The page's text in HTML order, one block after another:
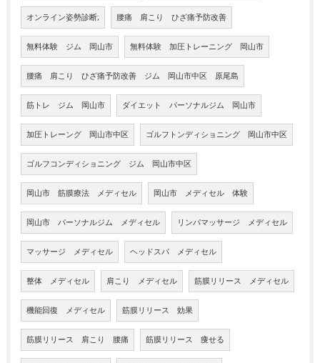
オンライン姿勢診断; 腰痛 肩こり ひざ痛予防改善
無料体験 ジム 岡山市 無料体験 加圧トレーニング 岡山市
腰痛 肩こり ひざ痛予防改善 ジム 岡山市中区 原尾島
筋トレ ジム 岡山市 ダイエット パーソナルジム 岡山市
加圧トレーング 岡山市中区 ゴルフトンディショニング 岡山市中区
ゴルフコンディショニング ジム 岡山市中区
岡山市 筋膜療法 メディセル 岡山市 メディセル 体験
岡山市 パーソナルジム メディセル リンパマッサージ メディセル
マッサージ メディセル ヘッドスパ メディセル
整体 メディセル 肩こり メディセル 筋膜リリース メディセル
機能回復 メディセル 筋膜リリース 効果
筋膜リリース 肩こり 腰痛 筋膜リリース 痩せる